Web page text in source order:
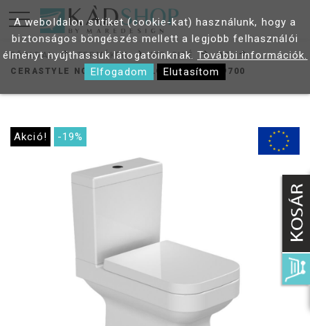
FŐOLDAL TERMÉKEK WC, BIDÉ
WC
CERASTYLE NOURA MONOBLOKK WC 87009700
Akció! -19%
A weboldalon sütiket (cookie-kat) használunk, hogy a
biztonságos böngészés mellett a legjobb felhasználói
élményt nyújthassuk látogatóinknak. További információk.
Elfogadom
Elutasítom